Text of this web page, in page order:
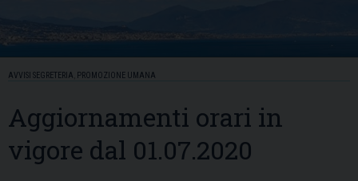
AVVISI SEGRETERIA PROMOZIONE UMANA
Aggiornamenti orari in
vigore dal 01.07.2020